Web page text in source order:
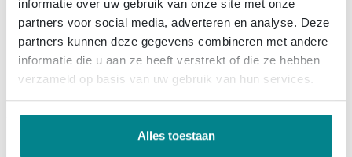
informatie over uw gebruik van onze site met onze
partners voor social media, adverteren en analyse. Deze
partners kunnen deze gegevens combineren met andere
informatie die u aan ze heeft verstrekt of die ze hebben
verzameld op basis van uw gebruik van hun services.
Alles toestaan
glijstang met uitlaat - 150cm
doucheslang - staafmodel
handdouche - Geborsteld
nickel PVD
Gratis levering
Levering: binnen 1 week